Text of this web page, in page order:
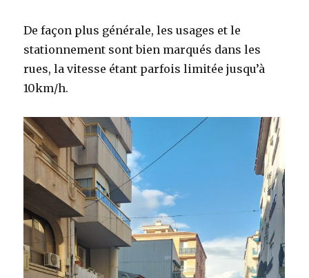
De façon plus générale, les usages et le
stationnement sont bien marqués dans les
rues, la vitesse étant parfois limitée jusqu’à
10km/h.